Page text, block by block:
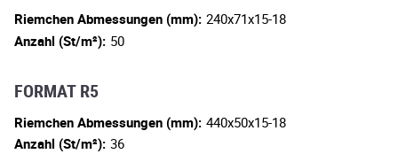
Riemchen Abmessungen (mm): 240x71x15-18
Anzahl (St/m²): 50
FORMAT R5
Riemchen Abmessungen (mm): 440x50x15-18
Anzahl (St/m²): 36